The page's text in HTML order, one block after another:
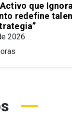
que
redefine
2026